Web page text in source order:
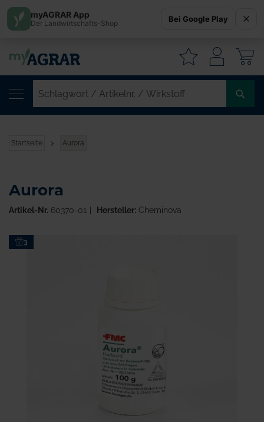
Startseite Aurora
Zum3
Aurora
Artikel-Nr. 60370-01 Hersteller:Cheminova
myAGRAR App
Der Landwirtschafts-Shop Bei Google Play